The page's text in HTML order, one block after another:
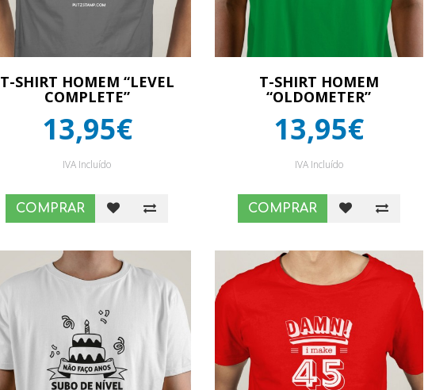
T-SHIRT HOMEM “LEVEL
COMPLETE”
13,95€
IVA Incluído
COMPRAR
T-SHIRT HOMEM
“OLDOMETER”
13,95€
IVA Incluído
COMPRAR